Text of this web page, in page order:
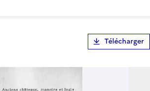
Télécharger